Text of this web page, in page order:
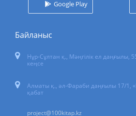
Google Play
Байланыс
Нұр-Сұлтан қ., Мәңгілік ел даңғылы,
кеңсе
Алматы қ., әл-Фараби даңғылы 17/1,
қабат
project@100kitap.kz